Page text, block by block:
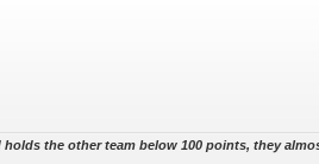
the other team below 100 points, they